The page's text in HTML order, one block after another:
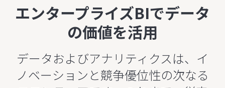
エンタープライズBIでデータ
の価値を活用
データおよびアナリティクスは、イ
ノベーションと競争優位性の次なる